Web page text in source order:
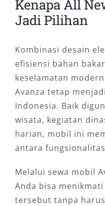
Kenapa All
Jadi Pilihan
Kombinasi desain
efisiensi bahan
keselamatan
Avanza tetap
Indonesia. Baik
wisata, kegiatan
harian, mobil ini
antara
Melalui sewa mobil
Anda bisa
tersebut tanpa